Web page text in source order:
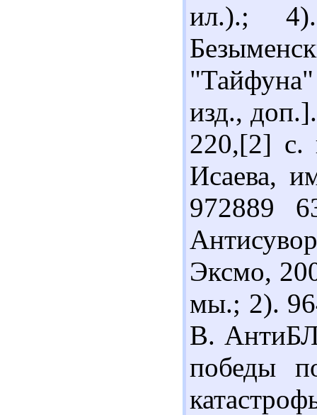
ил.).;
изд.,
220,[2] с.
Исаева,
972889
Эксмо,
мы.; 2).
В.
победы